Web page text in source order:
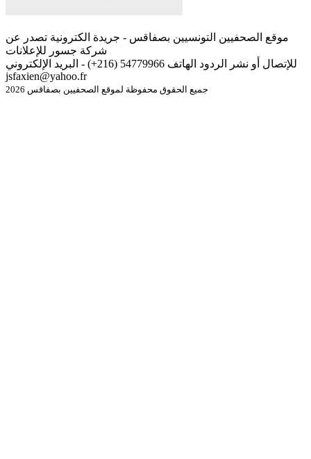
موقع الصحفيين التونسيين بصفاقس - جريدة الكترونية تصدر عن
شركة جسور للإعلانات
للإتصال أو نشر الردود الهاتف 54779966 (216+) - البريد الإلكتروني
jsfaxien@yahoo.fr
جميع الحقوق محفوظة لموقع الصحفيين بصفاقس 2026